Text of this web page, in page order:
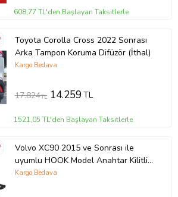
608,77 TL'den Başlayan Taksitlerle
Toyota Corolla Cross 2022 Sonrası
Arka Tampon Koruma Difüzör (İthal)
Kargo Bedava
17.824TL 14.259TL
1521,05 TL'den Başlayan Taksitlerle
Volvo XC90 2015 ve Sonrası ile
uyumlu HOOK Model Anahtar Kilitli
Ara Atkı Tavan Barı GRİ
Kargo Bedava